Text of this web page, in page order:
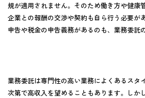
規が適用されません。そのため働き方や健康
企業との報酬の交渉や契約も自ら行う必要が
申告や税金の申告義務があるのも、業務委託
業務委託は専門性の高い業務によくあるスタ
次第で高収入を望めることもあります。しか